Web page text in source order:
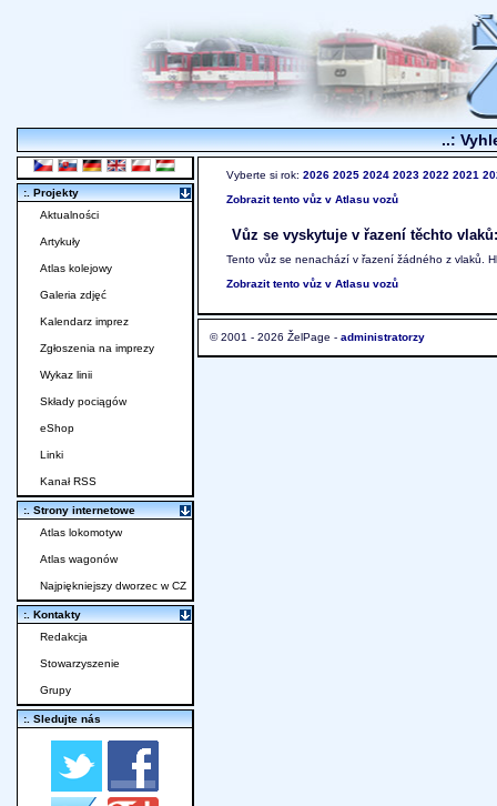
..:
Vyberte si rok: 2026 2025 2024 2023 2022 2021
Zobrazit tento vůz v Atlasu vozů
Vůz se vyskytuje v řazení těchto vlaků:
Tento vůz se nenachází v řazení žádného z vlaků.
Zobrazit tento vůz v Atlasu vozů
© 2001 - 2026 ŽelPage - administratorzy
:. Projekty
Aktualności
Artykuły
Atlas kolejowy
Galeria zdjęć
Kalendarz imprez
Zgłoszenia na imprezy
Wykaz linii
Składy pociągów
eShop
Linki
Kanał RSS
:. Strony internetowe
Atlas lokomotyw
Atlas wagonów
Najpiękniejszy dworzec w CZ
:. Kontakty
Redakcja
Stowarzyszenie
Grupy
:. Sledujte nás